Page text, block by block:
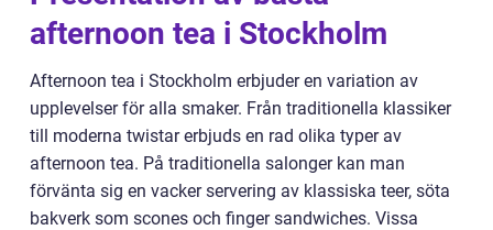
afternoon tea i Stockholm
Afternoon tea i Stockholm erbjuder en variation av
upplevelser för alla smaker. Från traditionella klassiker
till moderna twistar erbjuds en rad olika typer av
afternoon tea. På traditionella salonger kan man
förvänta sig en vacker servering av klassiska teer, söta
bakverk som scones och finger sandwiches. Vissa